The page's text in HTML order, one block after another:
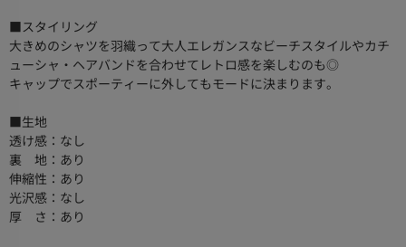
■スタイリング
大きめのシャツを羽織って大人エレガンスなビーチスタイルやカチ
ューシャ・ヘアバンドを合わせてレトロ感を楽しむのも◎
キャップでスポーティーに外してもモードに決まります。
■生地
透け感：なし
裏 地：あり
伸縮性：あり
光沢感：なし
厚 さ：あり